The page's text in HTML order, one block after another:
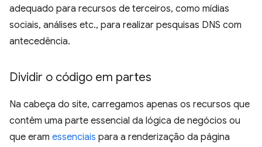
adequado para recursos de terceiros, como mídias
sociais, análises etc., para realizar pesquisas DNS com
antecedência.
Dividir o código em partes
Na cabeça do site, carregamos apenas os recursos que
contêm uma parte essencial da lógica de negócios ou
que eram essenciais para a renderização da página